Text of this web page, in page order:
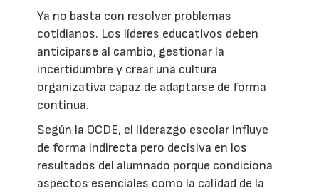
Ya no basta con resolver problemas
cotidianos. Los líderes educativos deben
anticiparse al cambio, gestionar la
incertidumbre y crear una cultura
organizativa capaz de adaptarse de forma
continua.
Según la OCDE, el liderazgo escolar influye
de forma indirecta pero decisiva en los
resultados del alumnado porque condiciona
aspectos esenciales como la calidad de la